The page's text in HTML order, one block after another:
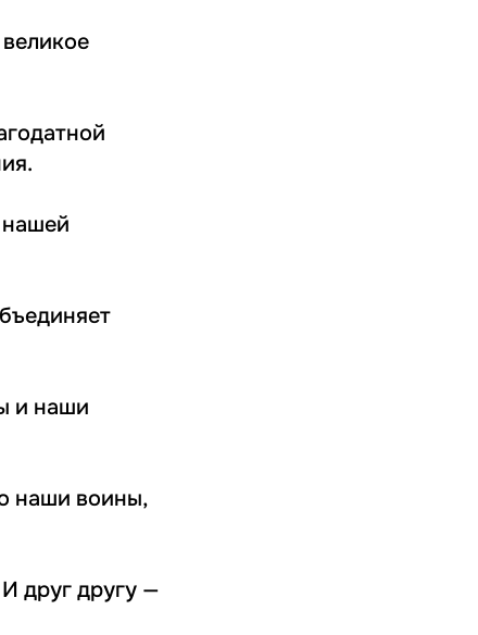
и наши
наши воины,
друг другу —